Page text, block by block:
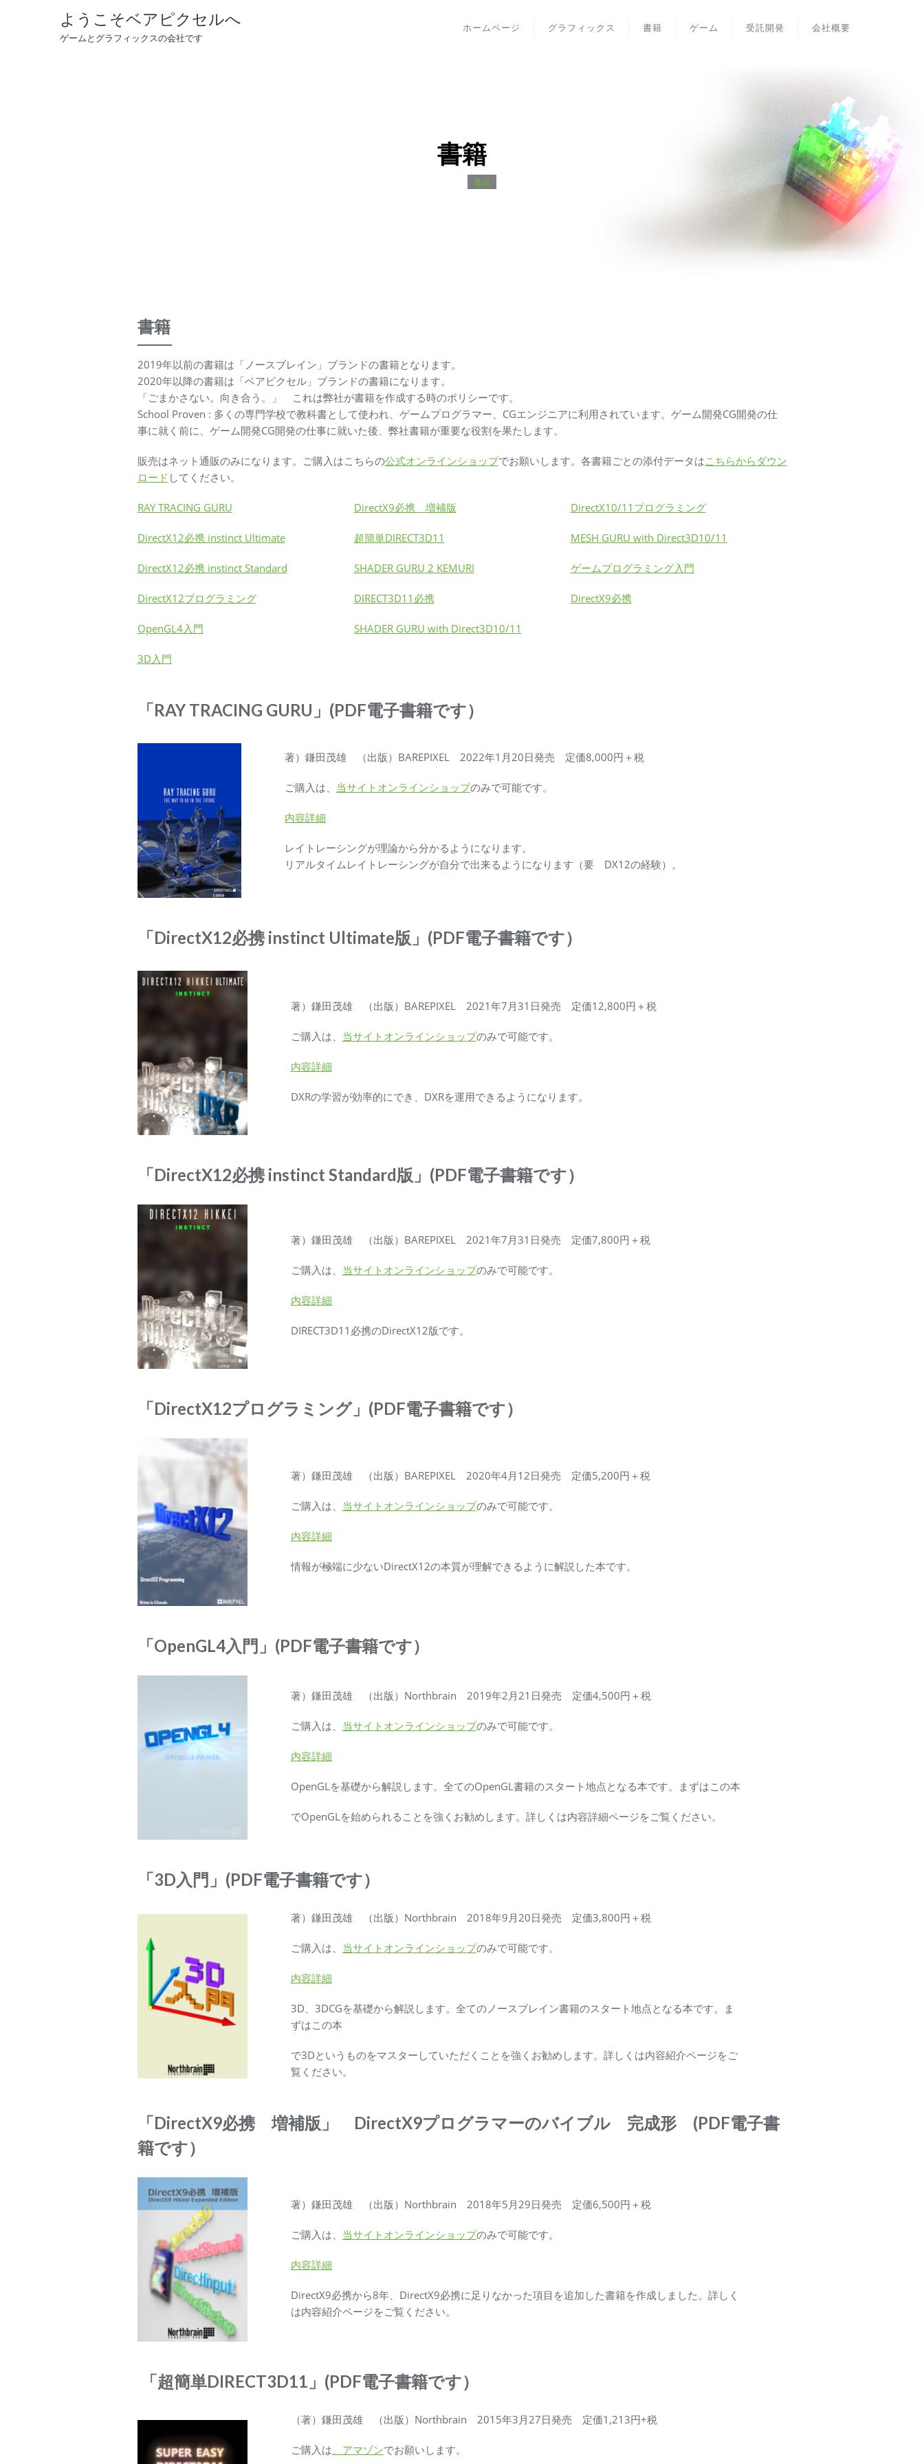
ようこそベアピクセルへ
ゲームとグラフィックスの会社です
ホームページ グラフィックス 書籍 ゲーム 受託開発 会社概要
書籍
書籍
書籍
2019年以前の書籍は「ノースブレイン」ブランドの書籍となります。
2020年以降の書籍は「ベアピクセル」ブランドの書籍になります。
「ごまかさない。向き合う。」 これは弊社が書籍を作成する時のポリシーです。
School Proven : 多くの専門学校で教科書として使われ、ゲームプログラマー、CGエンジニアに利用されています。ゲーム開発CG開発の仕
事に就く前に、ゲーム開発CG開発の仕事に就いた後、弊社書籍が重要な役割を果たします。
販売はネット通販のみになります。ご購入はこちらの公式オンラインショップでお願いします。各書籍ごとの添付データはこちらからダウン
ロード してください。
RAY TRACING GURU
DirectX12必携 instinct Ultimate
DirectX12必携 instinct Standard
DirectX12プログラミング
OpenGL4入門
3D入門
DirectX9必携 増補版
超簡単DIRECT3D11
SHADER GURU 2 KEMURI
DIRECT3D11必携
SHADER GURU with Direct3D10/11
DirectX10/11プログラミング
MESH GURU with Direct3D10/11
ゲームプログラミング入門
DirectX9必携
「RAY TRACING GURU」(PDF電子書籍です）
著）鎌田茂雄 （出版）BAREPIXEL 2022年1月20日発売 定価8,000円＋税
ご購入は、 当サイトオンラインショップのみで可能です。
内容詳細
レイトレーシングが理論から分かるようになります。
リアルタイムレイトレーシングが自分で出来るようになります（要 DX12の経験）。
「DirectX12必携 instinct Ultimate版」(PDF電子書籍です）
著）鎌田茂雄 （出版）BAREPIXEL 2021年7月31日発売 定価12,800円＋税
ご購入は、 当サイトオンラインショップのみで可能です。
内容詳細
DXRの学習が効率的にでき、DXRを運用できるようになります。
「DirectX12必携 instinct Standard版」(PDF電子書籍です）
著）鎌田茂雄 （出版）BAREPIXEL 2021年7月31日発売 定価7,800円＋税
ご購入は、 当サイトオンラインショップのみで可能です。
内容詳細
DIRECT3D11必携のDirectX12版です。
「DirectX12プログラミング」(PDF電子書籍です）
著）鎌田茂雄 （出版）BAREPIXEL 2020年4月12日発売 定価5,200円＋税
ご購入は、 当サイトオンラインショップのみで可能です。
内容詳細
情報が極端に少ないDirectX12の本質が理解できるように解説した本です。
「OpenGL4入門」(PDF電子書籍です）
著）鎌田茂雄 （出版）Northbrain 2019年2月21日発売 定価4,500円＋税
ご購入は、 当サイトオンラインショップのみで可能です。
内容詳細
OpenGLを基礎から解説します。全てのOpenGL書籍のスタート地点となる本です。まずはこの本
でOpenGLを始められることを強くお勧めします。詳しくは内容詳細ページをご覧ください。
「3D入門」(PDF電子書籍です）
著）鎌田茂雄 （出版）Northbrain 2018年9月20日発売 定価3,800円＋税
ご購入は、 当サイトオンラインショップのみで可能です。
内容詳細
3D、3DCGを基礎から解説します。全てのノースブレイン書籍のスタート地点となる本です。ま
ずはこの本
で3Dというものをマスターしていただくことを強くお勧めします。詳しくは内容紹介ページをご
覧ください。
「DirectX9必携 増補版」 DirectX9プログラマーのバイブル 完成形 (PDF電子書
籍です）
著）鎌田茂雄 （出版）Northbrain 2018年5月29日発売 定価6,500円＋税
ご購入は、 当サイトオンラインショップのみで可能です。
内容詳細
DirectX9必携から8年、DirectX9必携に足りなかった項目を追加した書籍を作成しました。詳しく
は内容紹介ページをご覧ください。
「超簡単DIRECT3D11」(PDF電子書籍です）
（著）鎌田茂雄 （出版）Northbrain 2015年3月27日発売 定価1,213円+税
ご購入は 、アマゾンでお願いします。